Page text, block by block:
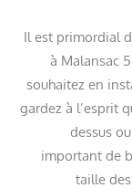
Il est primordial
à Malansac
souhaitez en
gardez à l’esprit
dessus
important de
taille